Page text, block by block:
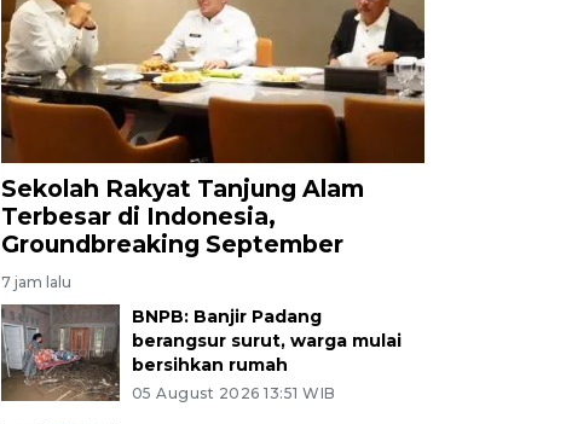
Sekolah Rakyat Tanjung Alam
Terbesar di Indonesia,
Groundbreaking September
7 jam lalu
BNPB: Banjir Padang
berangsur surut, warga mulai
bersihkan rumah
05 August 2026 13:51 WIB